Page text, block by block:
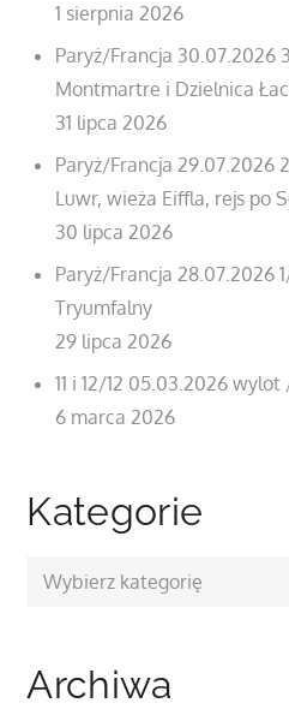
1 sierpnia 2026
Paryż/Francja 30.07.2026
Montmartre i Dzielnica
31 lipca 2026
Paryż/Francja 29.07.2026
Luwr, wieża Eiffla, rejs po
30 lipca 2026
Paryż/Francja 28.07.2026
Tryumfalny
29 lipca 2026
11 i 12/12 05.03.2026
6 marca 2026
Kategorie
Kategorie
Archiwa